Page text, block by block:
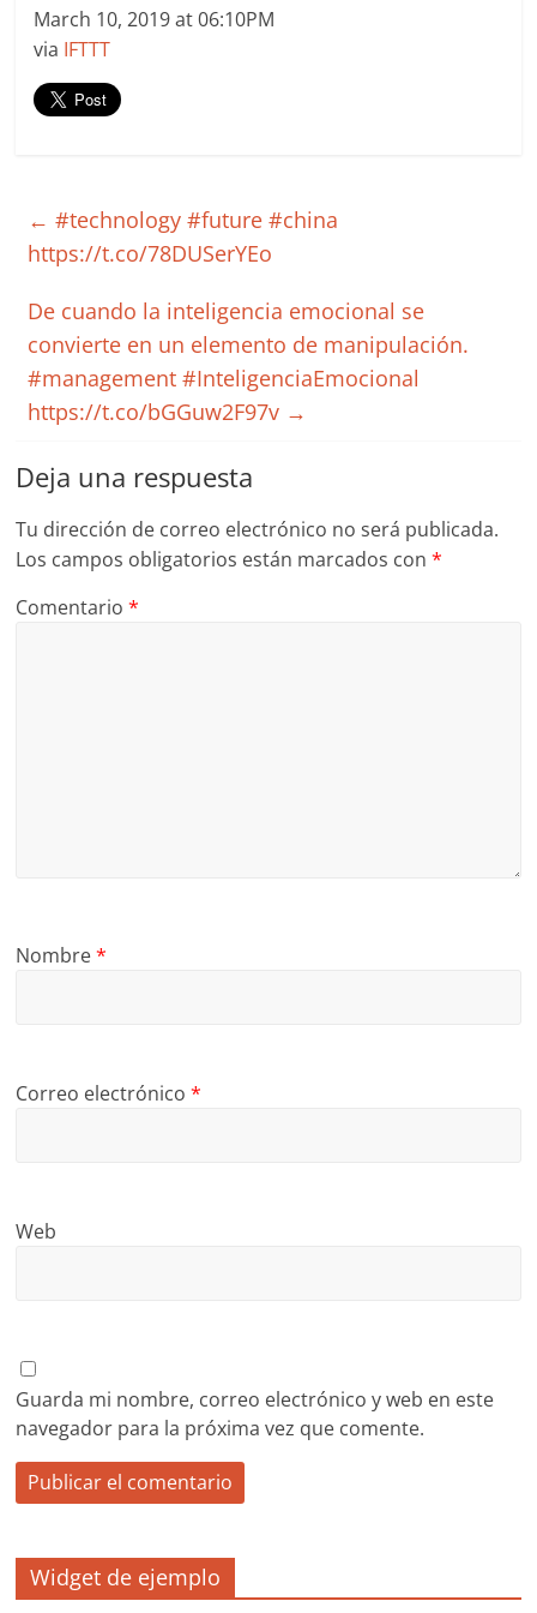
March 10, 2019 at 06:10PM
via IFTTT
← #technology #future #china
https://t.co/78DUSerYEo
De cuando la inteligencia emocional se
convierte en un elemento de manipulación.
#management #InteligenciaEmocional
https://t.co/bGGuw2F97v →
Deja una respuesta
Tu dirección de correo electrónico no será publicada.
Los campos obligatorios están marcados con*
Comentario*
Nombre*
Correo electrónico*
Web
Guarda mi nombre, correo electrónico y web en este
navegador para la próxima vez que comente.
Widget de ejemplo